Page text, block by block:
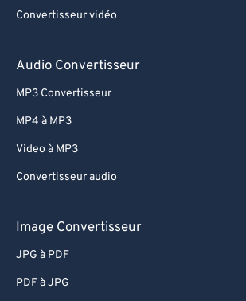
Convertisseur vidéo
Audio Convertisseur
MP3 Convertisseur
MP4 à MP3
Video à MP3
Convertisseur audio
Image Convertisseur
JPG à PDF
PDF à JPG